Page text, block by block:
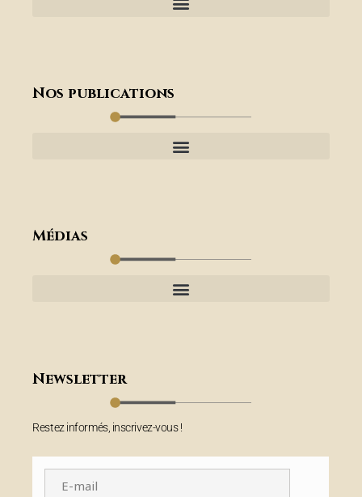
Nos publications
Médias
Newsletter
Restez informés, inscrivez-vous !